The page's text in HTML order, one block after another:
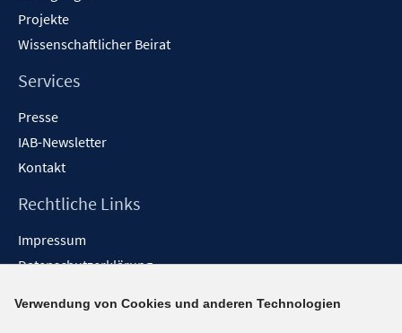
Projekte
Wissenschaftlicher Beirat
Services
Presse
IAB-Newsletter
Kontakt
Rechtliche Links
Impressum
Datenschutzerklärung
Barrieren melden
Verwendung von Cookies und anderen Technologien